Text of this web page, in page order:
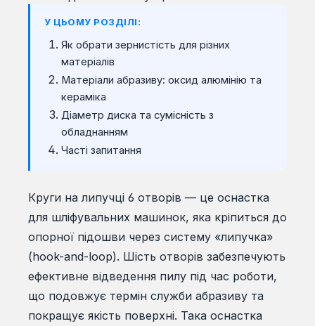
У ЦЬОМУ РОЗДІЛІ:
Як обрати зернистість для різних
матеріалів
Матеріали абразиву: оксид алюмінію та
кераміка
Діаметр диска та сумісність з
обладнанням
Часті запитання
Круги на липучці 6 отворів — це оснастка
для шліфувальних машинок, яка кріпиться до
опорної підошви через систему «липучка»
(hook-and-loop). Шість отворів забезпечують
ефективне відведення пилу під час роботи,
що подовжує термін служби абразиву та
покращує якість поверхні. Така оснастка